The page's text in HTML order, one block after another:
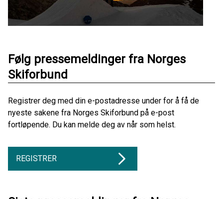
Følg pressemeldinger fra Norges
Skiforbund
Registrer deg med din e-postadresse under for å få de
nyeste sakene fra Norges Skiforbund på e-post
fortløpende. Du kan melde deg av når som helst.
REGISTRER